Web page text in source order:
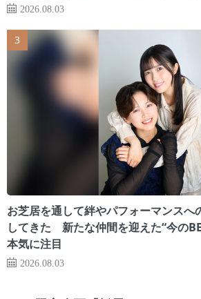
2026.08.03
お芝居を通して絆やパフォーマンスへ
してきた 新たな仲間を迎えた“今の
本気に注目
2026.08.03